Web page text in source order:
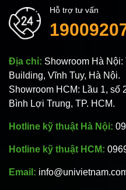
Hỗ trợ tư vấn
Địa chỉ: Showroom Hà
Building, Vĩnh Tuy, Hà Nội.
Showroom HCM: Lầu 1,
Bình Lợi Trung, TP. HCM.
Hotline kỹ thuật Hà Nội:
Hotline kỹ thuật HCM:
Email: